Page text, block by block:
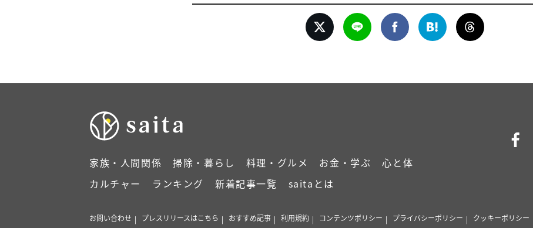
家族・人間関係 掃除・暮らし 料理・グルメ お金・学ぶ
心と体
カルチャー
ランキング 新着記事一覧 saitaとは
お問い合わせ プレスリリースはこちら おすすめ記事 利用規約 コンテンツポリシー プライバシーポリシー クッキーポリシー